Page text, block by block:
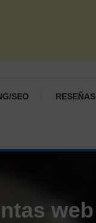
SEO RESEÑAS
web